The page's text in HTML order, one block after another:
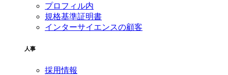
プロフィル内
規格基準証明書
インターサイエンスの顧客
人事
採用情報